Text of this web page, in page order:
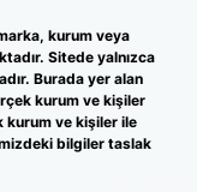
kurum veya
Sitede yalnızca
Burada yer alan
kurum ve kişiler
kurum ve kişiler ile
bilgiler taslak